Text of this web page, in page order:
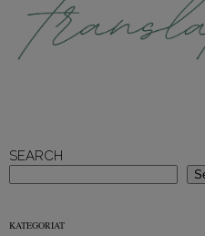
SEARCH
KATEGORIAT